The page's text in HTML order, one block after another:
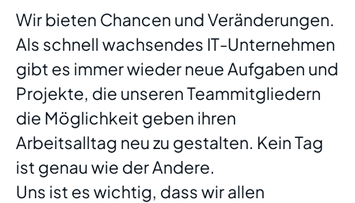
Wir bieten Chancen und Veränderungen.
Als schnell wachsendes IT-Unternehmen
gibt es immer wieder neue Aufgaben und
Projekte, die unseren Teammitgliedern
die Möglichkeit geben ihren
Arbeitsalltag neu zu gestalten. Kein Tag
ist genau wie der Andere.
Uns ist es wichtig, dass wir allen